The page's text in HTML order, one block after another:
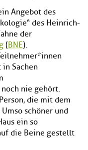
Angebot des
des Heinrich-
der
(BNE).
Sachen
nie gehört.
die mit dem
schöner und
ein so
die Beine gestellt